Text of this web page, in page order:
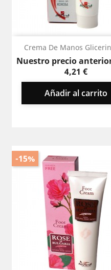
Crema De Manos
Nuestro precio
4,21 €
Añadir al carrito
 Vista rápida
-15%